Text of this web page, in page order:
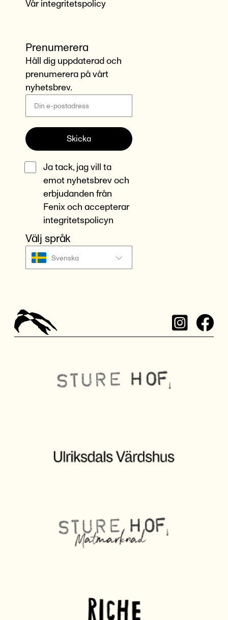
Vår integritetspolicy
Prenumerera
Håll dig uppdaterad och
prenumerera på vårt
nyhetsbrev.
Skicka
Ja tack, jag vill ta
emot nyhetsbrev och
erbjudanden från
Fenix och accepterar
integritetspolicyn
Välj språk
Svenska